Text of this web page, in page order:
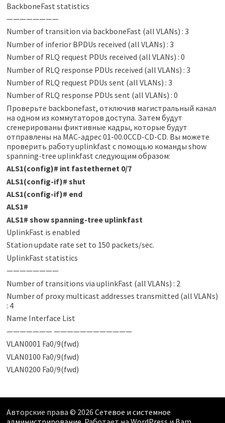
BackboneFast statistics
————————
Number of transition via backboneFast (all VLANs) : 3
Number of inferior BPDUs received (all VLANs) : 3
Number of RLQ request PDUs received (all VLANs) : 0
Number of RLQ response PDUs received (all VLANs) : 3
Number of RLQ request PDUs sent (all VLANs) : 3
Number of RLQ response PDUs sent (all VLANs) : 0
Проверьте backbonefast, отключив магистральный канал
на одном из коммутаторов доступа. Затем будут
сгенерированы фиктивные кадры, которые будут
отправлены на MAC-адрес 01-00.0CCD-CD-CD. Вы можете
проверить работу uplinkfast с помощью команды show
spanning-tree uplinkfast следующим образом:
ALS1(config)# int fastethernet 0/7
ALS1(config-if)# shut
ALS1(config-if)# end
ALS1#
ALS1# show spanning-tree uplinkfast
UplinkFast is enabled
Station update rate set to 150 packets/sec.
UplinkFast statistics
————————
Number of transitions via uplinkFast (all VLANs) : 2
Number of proxy multicast addresses transmitted (all VLANs)
: 4
Name Interface List
——————— ————————————
VLAN0001 Fa0/9(fwd)
VLAN0100 Fa0/9(fwd)
VLAN0200 Fa0/9(fwd)
Авторские права © 2026 Сетевое и системное